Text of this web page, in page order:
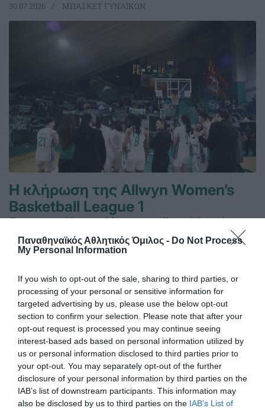
Παναθηναϊκός Αθλητικός Όμιλος - Do Not Process
My Personal Information
If you wish to opt-out of the sale, sharing to third parties, or
processing of your personal or sensitive information for
targeted advertising by us, please use the below opt-out
section to confirm your selection. Please note that after your
opt-out request is processed you may continue seeing
interest-based ads based on personal information utilized by
us or personal information disclosed to third parties prior to
your opt-out. You may separately opt-out of the further
disclosure of your personal information by third parties on the
IAB’s list of downstream participants. This information may
also be disclosed by us to third parties on the IAB’s List of
30.07.2026 ΜΠΑΣΚΕΤ ΓΥΝΑΙΚΩΝ
Η κλήρωση της Allwyn Women’s
Basketball League 1
Πραγματοποιήθηκε η κλήρωση της Allwyn Women’s
Basketball League 1 για τη σεζόν 2026-2027.